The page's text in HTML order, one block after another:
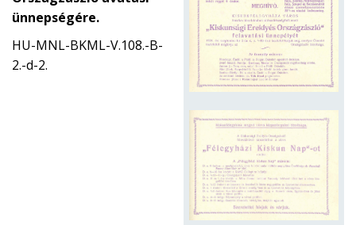
ünnepségére.
HU-MNL-BKML-V.108.-B-
2.-d-2.